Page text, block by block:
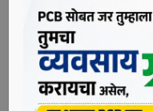
Last updated: July 3, 2022
bpcauthor